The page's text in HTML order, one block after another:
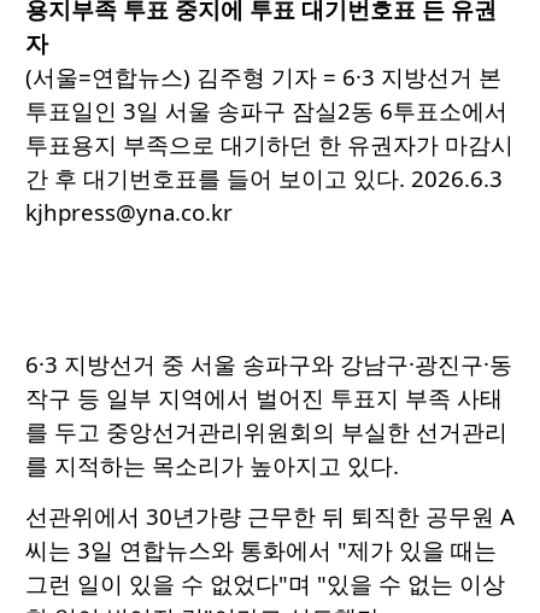
용지부족 투표 중지에 투표 대기번호표 든 유권
자
(서울=연합뉴스) 김주형 기자 = 6·3 지방선거 본
투표일인 3일 서울 송파구 잠실2동 6투표소에서
투표용지 부족으로 대기하던 한 유권자가 마감시
간 후 대기번호표를 들어 보이고 있다. 2026.6.3
kjhpress@yna.co.kr
6·3 지방선거 중 서울 송파구와 강남구·광진구·동
작구 등 일부 지역에서 벌어진 투표지 부족 사태
를 두고 중앙선거관리위원회의 부실한 선거관리
를 지적하는 목소리가 높아지고 있다.
선관위에서 30년가량 근무한 뒤 퇴직한 공무원 A
씨는 3일 연합뉴스와 통화에서 "제가 있을 때는
그런 일이 있을 수 없었다"며 "있을 수 없는 이상